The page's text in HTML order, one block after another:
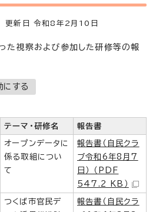
新日 令和8年2月10日
た視察および参加した研修等の報
にする
テーマ・研修名 報告書
オープンデータに
係る取組につい
て
報告書（自民クラ
ブ令和6年8月7
日） （PDF
547.2 KB）
つくば市官民デ
報告書（自民クラ